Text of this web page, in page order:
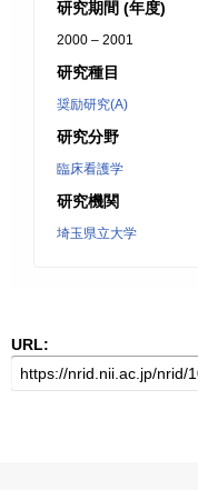
研究期間 (年度)
2000 – 2001
研究種目
奨励研究(A)
研究分野
臨床看護学
研究機関
埼玉県立大学
URL: